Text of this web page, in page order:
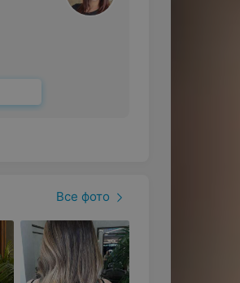
Все фото